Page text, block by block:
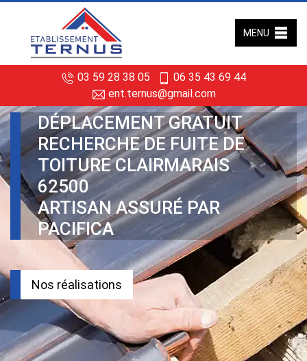
03 59 28 38 05
06 35 43 69 44
ent.ternus@gmail.com
MENU
DÉPLACEMENT GRATUIT
RECHERCHE DE FUITE DE
TOITURE CLAIRMARAIS
62500
ARTISAN ASSURÉ PAR
PACIFICA
Nos réalisations